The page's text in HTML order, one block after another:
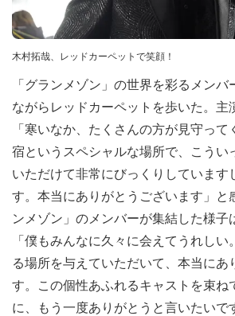
木村拓哉、レッドカーペットで笑顔！
「グランメゾン」の世界を彩るメン
ながらレッドカーペットを歩いた。主
「寒いなか、たくさんの方が見守っ
宿というスペシャルな場所で、こうい
いただけて非常にびっくりしています
す。本当にありがとうございます」と
ンメゾン」のメンバーが集結した様子
「僕もみんなに久々に会えてうれしい
る場所を与えていただいて、本当にあ
す。この個性あふれるキャストを束ね
に、もう一度ありがとうと言いたいで